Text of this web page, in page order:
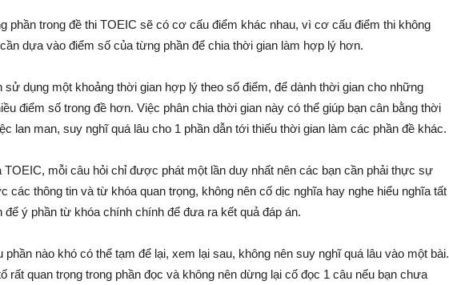
phần trong đề thi TOEIC sẽ có cơ cấu điểm khác nhau, vì cơ cấu điểm thi không
dựa vào điểm số của từng phần để chia thời gian làm hợp lý hơn.
sử dụng một khoảng thời gian hợp lý theo số điểm, để dành thời gian cho những
điểm số trong đề hơn. Việc phân chia thời gian này có thể giúp bạn cân bằng thời
lan man, suy nghĩ quá lâu cho 1 phần dẫn tới thiếu thời gian làm các phần đề khác.
TOEIC, mỗi câu hỏi chỉ được phát một lần duy nhất nên các bạn cần phải thực sự
các thông tin và từ khóa quan trọng, không nên cố dịc nghĩa hay nghe hiểu nghĩa tất
ý phần từ khóa chính chính để đưa ra kết quả đáp án.
nào khó có thể tạm để lại, xem lại sau, không nên suy nghĩ quá lâu vào một bài.
rất quan trọng trong phần đọc và không nên dừng lại cố đọc 1 câu nếu bạn chưa